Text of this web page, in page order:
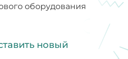
оборудования
новый